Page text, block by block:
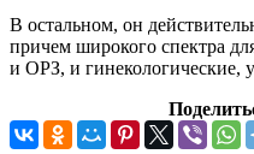
В остальном, он
причем широкого спектра
и ОРЗ, и гинекологические,